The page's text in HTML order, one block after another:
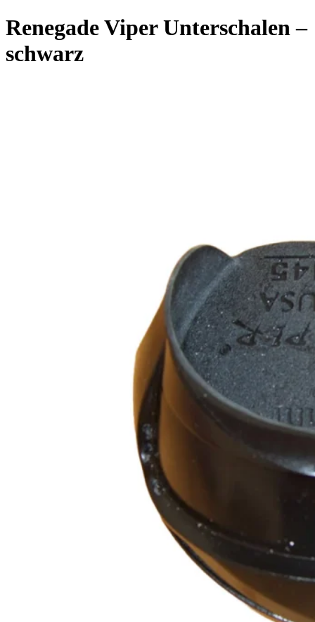
Renegade Viper Unterschalen –
schwarz